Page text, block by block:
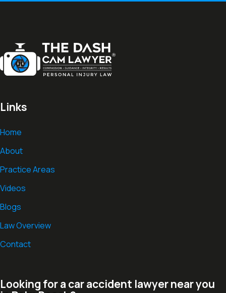
Links
Home
About
Practice Areas
Videos
Blogs
Law Overview
Contact
Looking for a car accident lawyer near you